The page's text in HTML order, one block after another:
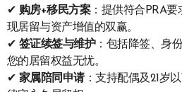
✔ 购房+移民方案：提供符合PRA要
现居留与资产增值的双赢。
✔ 签证续签与维护：包括降签、身
您的居留权益无忧。
✔ 家属陪同申请：支持配偶及21岁